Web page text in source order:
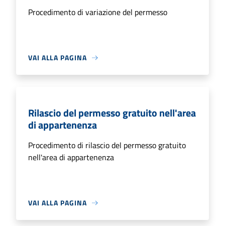
Procedimento di variazione del permesso
VAI ALLA PAGINA
Rilascio del permesso gratuito nell'area
di appartenenza
Procedimento di rilascio del permesso gratuito
nell'area di appartenenza
VAI ALLA PAGINA